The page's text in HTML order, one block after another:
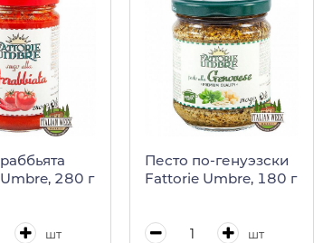
280 г
шт
Песто по-генуэзски
Fattorie Umbre, 180 г
шт